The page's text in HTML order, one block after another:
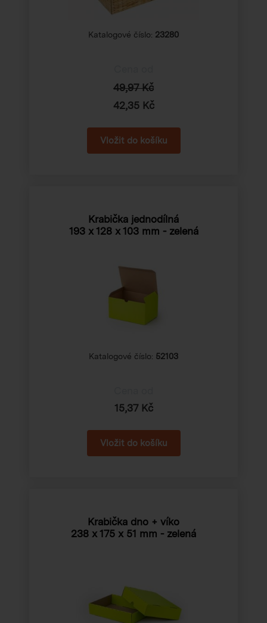
Katalogové číslo: 23280
49,97 Kč
42,35 Kč
Krabička jednodílná
193 x 128 x 103 mm - zelená
Katalogové číslo: 52103
15,37 Kč
Krabička dno + víko
238 x 175 x 51 mm - zelená